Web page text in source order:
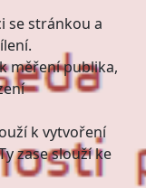
se stránkou a
měření publika,
k vytvoření
zase slouží ke